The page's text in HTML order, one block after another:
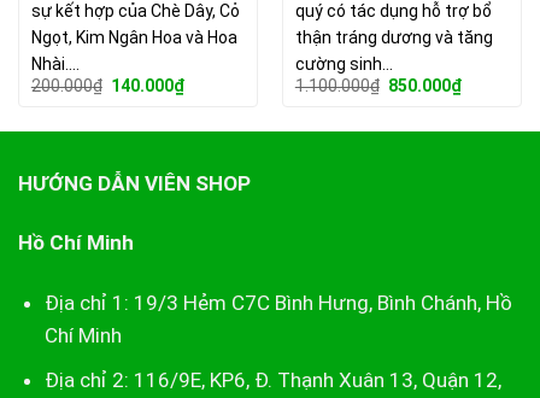
sự kết hợp của Chè Dây, Cỏ
Ngọt, Kim Ngân Hoa và Hoa
Nhài.…
200.000₫ Giá
200.000₫.
140.000₫Giá
hiện
là:
quý có tác dụng hỗ trợ bổ
thận tráng dương và tăng
cường sinh…
1.100.000₫ Giá
1.100.000₫.
850.000₫Giá
hiện
là:
HƯỚNG DẪN VIÊN SHOP
Hồ Chí Minh
Địa chỉ 1: 19/3 Hẻm C7C Bình Hưng, Bình Chánh, Hồ
Chí Minh
Địa chỉ 2: 116/9E, KP6, Đ. Thạnh Xuân 13, Quận 12,